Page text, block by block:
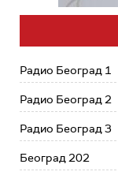
Радио Београд 1
Радио Београд 2
Радио Београд 3
Београд 202